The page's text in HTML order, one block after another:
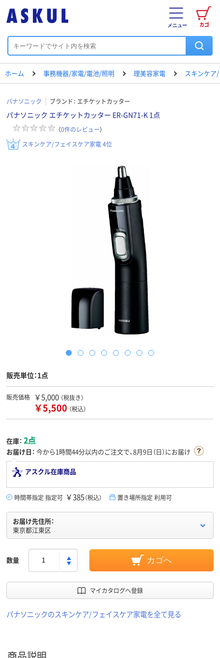
カゴ
メニュー
ホーム 事務機器/家電/電池/照明 理美容家電 スキンケア
パナソニック ブランド： エチケットカッター
パナソニック エチケットカッター ER-GN71-K 1点
（0件のレビュー）
スキンケア/フェイスケア家電 4位
販売単位：1点
販売価格 ￥5,000 （税抜き）
￥5,500 （税込）
在庫： 2点
お届け日： 今から1時間44分以内のご注文で、8月9日（日）にお届け
アスクル在庫商品
時間帯指定 指定可 ￥385（税込） 置き場所指定 利用可
お届け先住所：
東京都江東区
数量 カゴへ
マイカタログへ登録
パナソニックのスキンケア/フェイスケア家電を全て見る